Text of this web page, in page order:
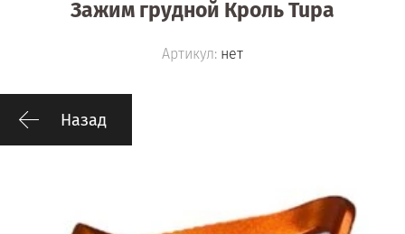
Зажим грудной Кроль Tupa
Артикул: нет
Назад